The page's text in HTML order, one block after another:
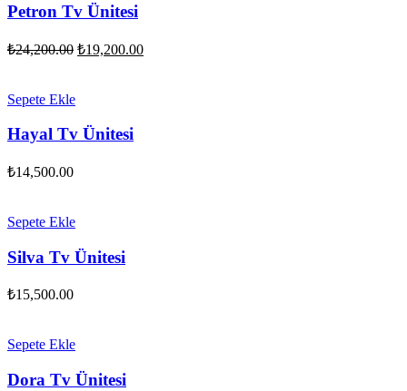
Petron Tv Ünitesi
₺24,200.00 Orijinal
₺19,200.00Şu
Sepete Ekle
Hayal Tv Ünitesi
₺14,500.00
Sepete Ekle
Silva Tv Ünitesi
₺15,500.00
Sepete Ekle
Dora Tv Ünitesi